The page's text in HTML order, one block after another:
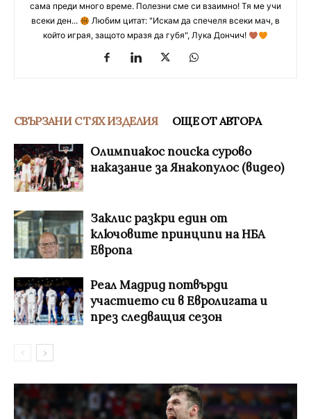
сама преди много време. Полезни сме си взаимно! Тя ме учи
всеки ден...
Любим цитат: "Искам да спечеля всеки мач, в
който играя, защото мразя да губя", Лука Дончич!
СВЪРЗАНИ С ТЯХ ИЗДЕЛИЯ ОЩЕ ОТ АВТОРА
Олимпиакос поиска сурово
наказание за Янакопулос (видео)
Заклис разкри един от
ключовите принципи на НБА
Европа
Реал Мадрид потвърди
участието си в Евролигата и
през следващия сезон